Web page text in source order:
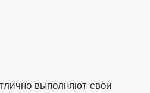
выполняют свои